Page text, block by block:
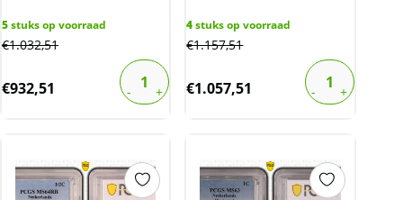
5stuks op voorraad
€1.032,51
€932,51
4stuks op voorraad
€1.157,51
€1.057,51